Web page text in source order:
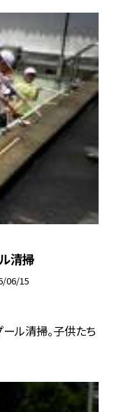
清掃
06/15
ル清掃。子供たち